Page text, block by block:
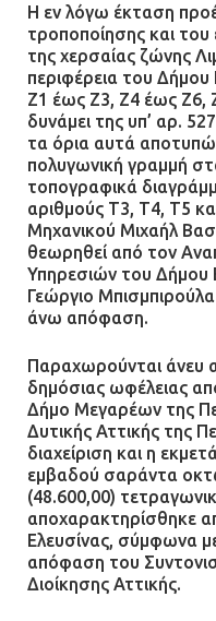
Η εν λόγω έκταση
τροποποίησης και
της χερσαίας ζώνης
περιφέρεια του
Ζ1 έως Ζ3, Ζ4 έως Ζ6,
δυνάμει της υπ’ αρ.
τα όρια αυτά
πολυγωνική γραμμή
τοπογραφικά
αριθμούς Τ3, Τ4, Τ5
Μηχανικού Μιχαήλ
θεωρηθεί από τον
Υπηρεσιών του Δήμου
Γεώργιο
άνω απόφαση.
Παραχωρούνται άνευ
δημόσιας ωφέλειας
Δήμο Μεγαρέων της
Δυτικής Αττικής της
διαχείριση και η
εμβαδού σαράντα
(48.600,00)
αποχαρακτηρίσθηκε
Ελευσίνας, σύμφωνα
απόφαση του
Διοίκησης Αττικής.